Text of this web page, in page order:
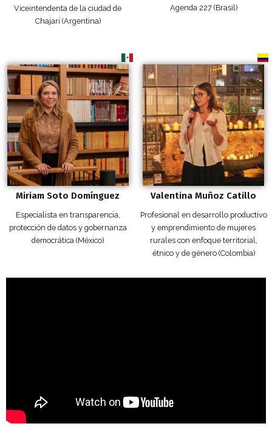
Viceintendenta de la ciudad de
Chajarí (Argentina)
Agenda 227 (Brasil)
Miriam Soto Domínguez
Especialista en transparencia,
protección de datos y gobernanza
democrática (México)
Valentina Muñoz Catillo
Profesional en desarrollo productivo
y emprendimiento de mujeres
rurales con enfoque territorial,
étnico y de género (Colombia)